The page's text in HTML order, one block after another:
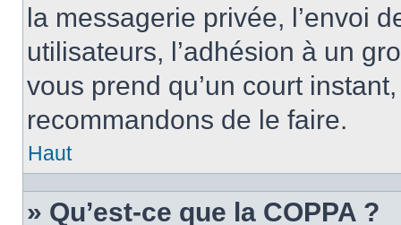
la messagerie privée, l’envoi
utilisateurs, l’adhésion à un
vous prend qu’un court
recommandons de le faire.
Haut
» Qu’est-ce que la COPPA ?